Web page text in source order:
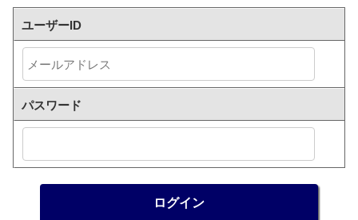
ユーザーID
パスワード